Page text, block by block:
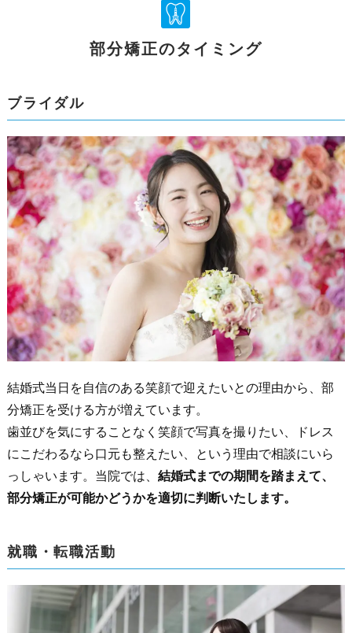
部分矯正のタイミング
ブライダル
結婚式当日を自信のある笑顔で迎えたいとの理由から、部
分矯正を受ける方が増えています。
歯並びを気にすることなく笑顔で写真を撮りたい、ドレス
にこだわるなら口元も整えたい、という理由で相談にいら
っしゃいます。当院では、 結婚式までの期間を踏まえて、
部分矯正が可能かどうかを適切に判断いたします。
就職・転職活動